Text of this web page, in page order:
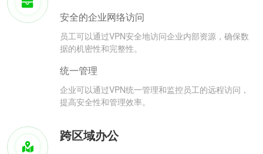
安全的企业网络访问
员工可以通过VPN安全地访问企业内部资源，确保数
据的机密性和完整性。
统一管理
企业可以通过VPN统一管理和监控员工的远程访问，
提高安全性和管理效率。
跨区域办公